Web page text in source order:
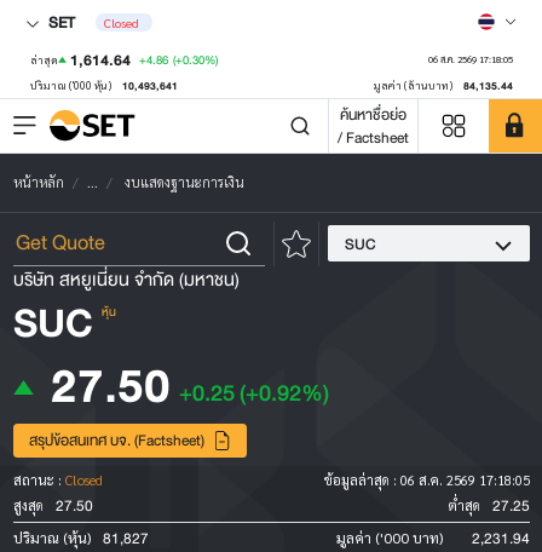
SET Closed
ล่าสุด 1,614.64 +4.86 (+0.30%) 06 ส.ค. 2569 17:18:05
ปริมาณ ('000 หุ้น) 10,493,641 มูลค่า (ล้านบาท) 84,135.44
ค้นหาชื่อย่อ
/ Factsheet
หน้าหลัก ... งบแสดงฐานะการเงิน
SUC
บริษัท สหยูเนี่ยน จำกัด (มหาชน)
SUC หุ้น
27.50 +0.25(+0.92%)
สรุปข้อสนเทศ บจ. (Factsheet)
สถานะ : Closed ข้อมูลล่าสุด : 06 ส.ค. 2569 17:18:05
สูงสุด
27.50 ต่ำสุด 27.25
ปริมาณ (หุ้น) 81,827 มูลค่า ('000 บาท) 2,231.94